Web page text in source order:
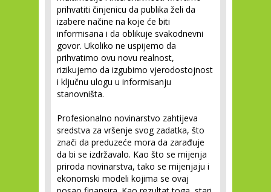
prihvatiti činjenicu da publika želi da
izabere načine na koje će biti
informisana i da oblikuje svakodnevni
govor. Ukoliko ne uspijemo da
prihvatimo ovu novu realnost,
rizikujemo da izgubimo vjerodostojnost
i ključnu ulogu u informisanju
stanovništa.
Profesionalno novinarstvo zahtijeva
sredstva za vršenje svog zadatka, što
znači da preduzeće mora da zarađuje
da bi se izdržavalo. Kao što se mijenja
priroda novinarstva, tako se mijenjaju i
ekonomski modeli kojima se ovaj